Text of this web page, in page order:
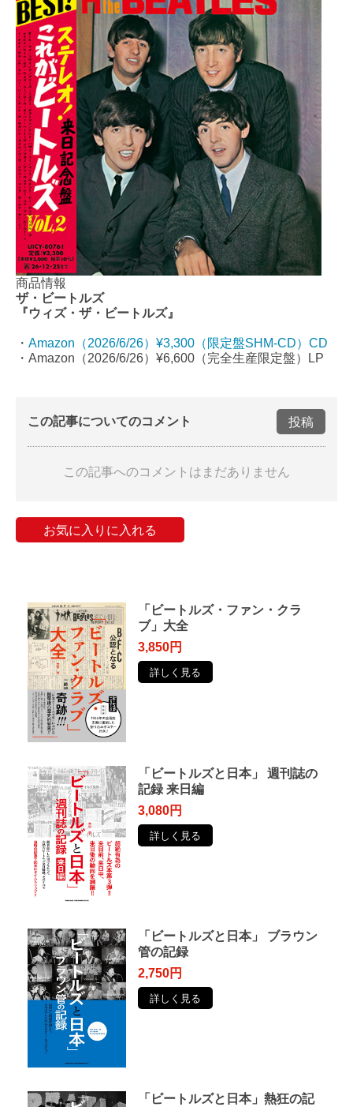
商品情報
ザ・ビートルズ
『ウィズ・ザ・ビートルズ』
・ Amazon（2026/6/26）¥3,300（限定盤SHM-CD）CD
・Amazon（2026/6/26）¥6,600（完全生産限定盤）LP
この記事についてのコメント 投稿
この記事へのコメントはまだありません
お気に入りに入れる
「ビートルズ・ファン・クラ
ブ」大全
3,850円
詳しく見る
「ビートルズと日本」 週刊誌の
記録 来日編
3,080円
詳しく見る
「ビートルズと日本」 ブラウン
管の記録
2,750円
詳しく見る
「ビートルズと日本」熱狂の記